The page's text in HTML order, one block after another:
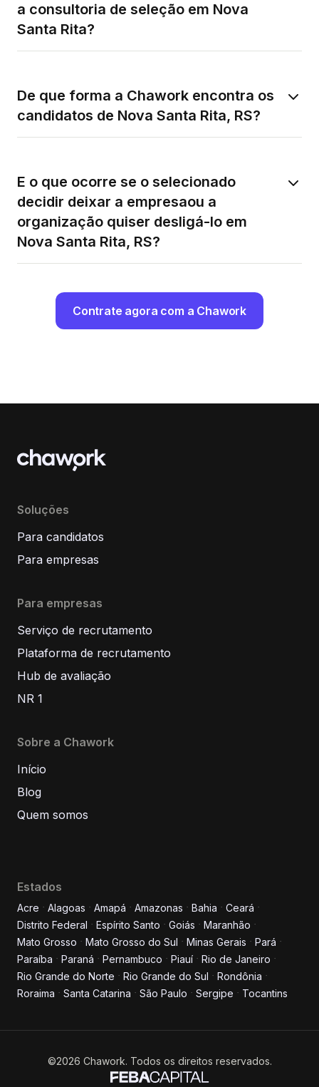
a consultoria de seleção em Nova
Santa Rita?
De que forma a Chawork encontra os
candidatos de Nova Santa Rita, RS?
E o que ocorre se o selecionado
decidir deixar a empresaou a
organização quiser desligá-lo em
Nova Santa Rita, RS?
Contrate agora com a Chawork
Informe seus dados para
conversar conosco!
E-mail
Soluções
Para candidatos
Para empresas
Para empresas
Serviço de recrutamento
Plataforma de recrutamento
Hub de avaliação
NR 1
Sobre a Chawork
Início
Blog
Quem somos
Estados
Acre Alagoas Amapá Amazonas Bahia
Ceará
Distrito Federal
Espírito Santo Goiás
Maranhão
Mato Grosso
Mato Grosso do Sul Minas Gerais
Pará
Paraíba
Paraná Pernambuco Piauí
Rio de Janeiro
Rio Grande do Norte
Rio Grande do Sul
Rondônia
Roraima
Santa Catarina São Paulo Sergipe Tocantins
©2026 Chawork. Todos os direitos reservados.